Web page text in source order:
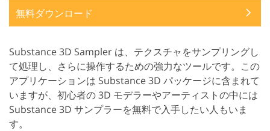
無料ダウンロード
Substance 3D Sampler は、テクスチャをサンプリングし
て処理し、さらに操作するための強力なツールです。この
アプリケーションは Substance 3D パッケージに含まれて
いますが、初心者の 3D モデラーやアーティストの中には
Substance 3D サンプラーを無料で入手したい人もいま
す。